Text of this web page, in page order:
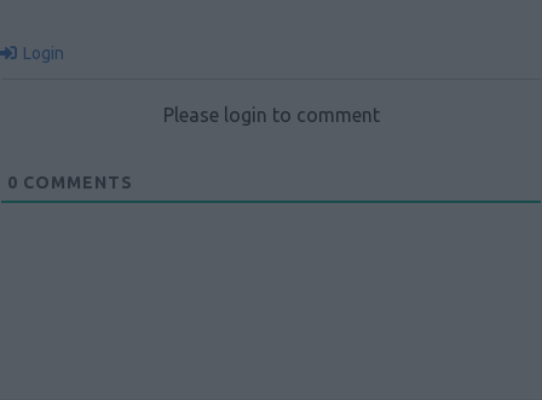
Login
Please login to comment
0 COMMENTS